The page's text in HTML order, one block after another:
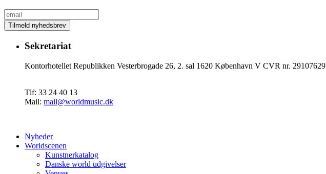
Sekretariat
Kontorhotellet Republikken Vesterbrogade 26, 2. sal 1620 København V CVR nr. 29107629
Tlf: 33 24 40 13
Mail: mail@worldmusic.dk
Nyheder
Worldscenen
Kunstnerkatalog
Danske world udgivelser